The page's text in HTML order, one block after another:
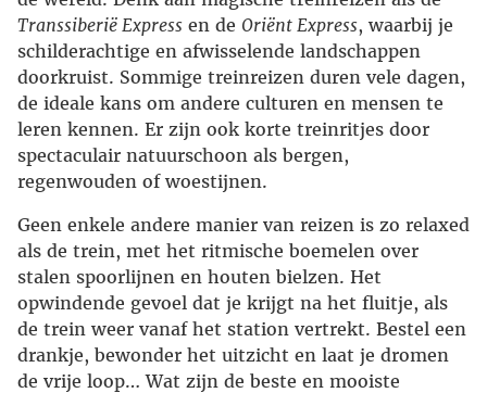
Transsiberië Express en de Oriënt Express, waarbij je
schilderachtige en afwisselende landschappen
doorkruist. Sommige treinreizen duren vele dagen,
de ideale kans om andere culturen en mensen te
leren kennen. Er zijn ook korte treinritjes door
spectaculair natuurschoon als bergen,
regenwouden of woestijnen.
Geen enkele andere manier van reizen is zo relaxed
als de trein, met het ritmische boemelen over
stalen spoorlijnen en houten bielzen. Het
opwindende gevoel dat je krijgt na het fluitje, als
de trein weer vanaf het station vertrekt. Bestel een
drankje, bewonder het uitzicht en laat je dromen
de vrije loop… Wat zijn de beste en mooiste